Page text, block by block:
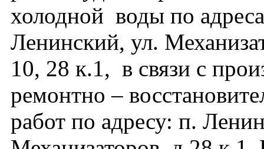
холодной воды по
Ленинский, ул.
10, 28 к.1, в связи с
ремонтно –
работ по адресу: п.